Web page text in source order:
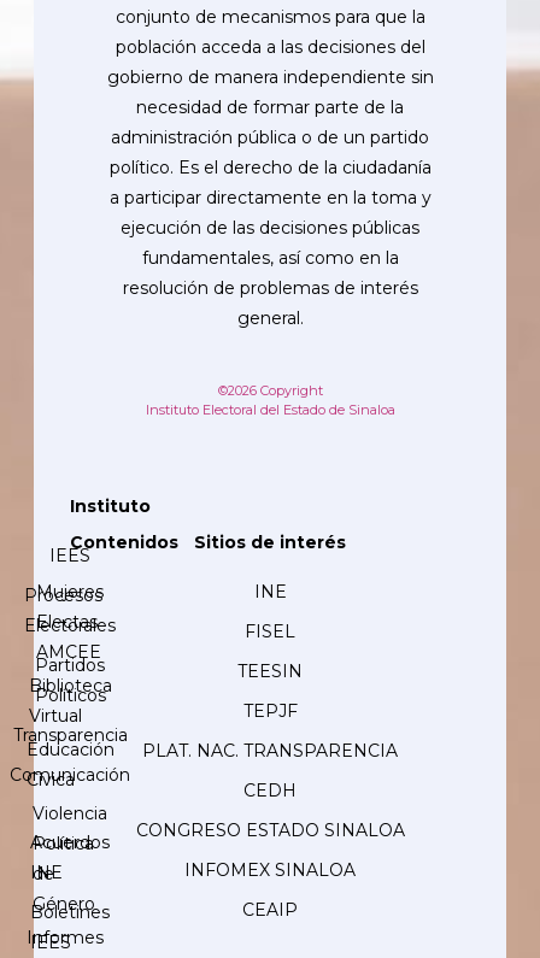
conjunto de mecanismos para que la
población acceda a las decisiones del
gobierno de manera independiente sin
necesidad de formar parte de la
administración pública o de un partido
político. Es el derecho de la ciudadanía
a participar directamente en la toma y
ejecución de las decisiones públicas
fundamentales, así como en la
resolución de problemas de interés
general.
©2026 Copyright
Instituto Electoral del Estado de Sinaloa
Instituto
IEES
Procesos
Electorales
Partidos
Políticos
Transparencia
Comunicación
Acuerdos
INE
Boletines
IEES
Contenidos
Mujeres
Electas
AMCEE
Biblioteca
Virtual
Educación
Cívica
Violencia
Política
de
Género
Informes
Sitios de interés
INE
FISEL
TEESIN
TEPJF
PLAT. NAC. TRANSPARENCIA
CEDH
CONGRESO ESTADO SINALOA
INFOMEX SINALOA
CEAIP